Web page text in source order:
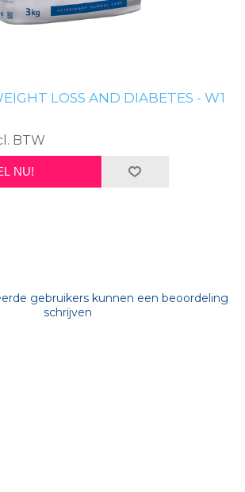
LOSS AND DIABETES - W1
BTW
NU!
gebruikers kunnen een beoordeling
schrijven